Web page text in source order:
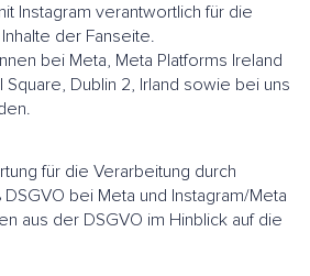
Instagram verantwortlich für die
der Fanseite.
bei Meta, Meta Platforms Ireland
Square, Dublin 2, Irland sowie bei uns
für die Verarbeitung durch
bei Meta und Instagram/Meta
aus der DSGVO im Hinblick auf die